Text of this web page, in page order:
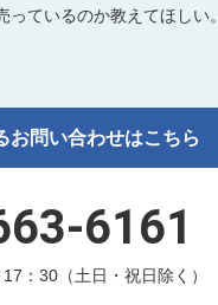
ているのか教えてほしい。
お問い合わせはこちら
6161
：30（土日・祝日除く）